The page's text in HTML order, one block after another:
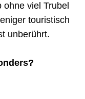
viel Trubel
touristisch
unberührt.